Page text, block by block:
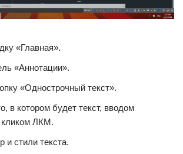
«Главная».
«Аннотации».
«Однострочный текст».
в котором будет текст, вводом
кликом ЛКМ.
и стили текста.